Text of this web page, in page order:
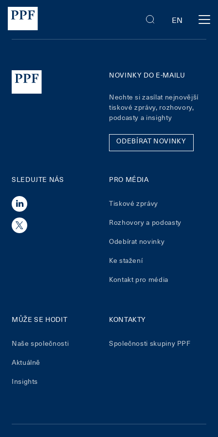
EN
NOVINKY DO E-MAILU
Nechte si zasílat nejnovější
tiskové zprávy, rozhovory,
podcasty a insighty
ODEBÍRAT NOVINKY
SLEDUJTE NÁS PRO MÉDIA
Tiskové zprávy
Rozhovory a podcasty
Odebírat novinky
Ke stažení
Kontakt pro média
MŮŽE SE HODIT
Naše společnosti
Aktuálně
Insights
KONTAKTY
Společnosti skupiny PPF